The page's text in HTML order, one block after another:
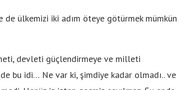
ülkemizi iki adım öteye götürmek mümkün
devleti güçlendirmeye ve milleti
bu idi… Ne var ki, şimdiye kadar olmadı.. ve